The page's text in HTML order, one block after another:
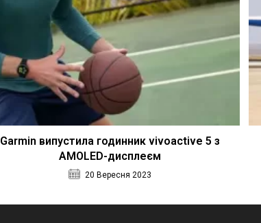
Garmin випустила годинник vivoactive 5 з
AMOLED-дисплеєм
20 Вересня 2023